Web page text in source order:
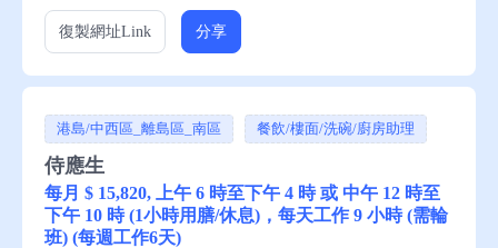
請聯絡就業中心職員，或電話就業服務熱線安排轉
復製網址Link 分享
港島/中西區_離島區_南區 餐飲/樓面/洗碗/廚房助理
侍應生
每月 $ 15,820, 上午 6 時至下午 4 時 或 中午 12 時至
下午 10 時 (1小時用膳/休息)，每天工作 9 小時 (需輪
班) (每週工作6天)